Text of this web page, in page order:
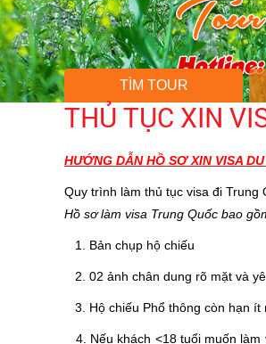
TÌM TOUR
THỦ TỤC XIN
HƯỚNG DẪN HỒ SƠ XIN VISA
Quy trình làm thủ tục visa đi
Hồ sơ làm visa Trung Quốc bao
1. Bản chụp hộ chiếu
2. 02 ảnh chân dung rõ mặt và
3. Hộ chiếu Phổ thông còn hạn ít
4. Nếu khách <18 tuổi muốn làm